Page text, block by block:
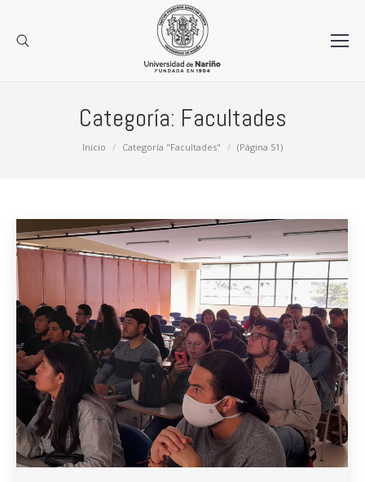
Categoría: Facultades
Inicio Categoría "Facultades" (Página 51)